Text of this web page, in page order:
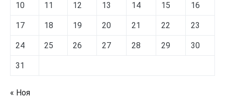
10 11 12 13 14 15 16
17 18 19 20 21 22 23
24 25 26 27 28 29 30
31
« Ноя